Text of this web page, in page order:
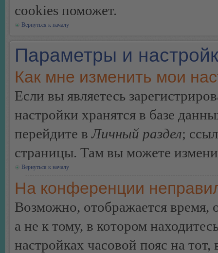
cookies поможет.
Вернуться к началу
Параметры и
Как мне изменить мои
Если вы являетесь
настройки хранятся в базе
перейдите вЛичный раздел;
страницы. Там вы можете
Вернуться к началу
На конференции
Возможно, отображается время,
а не к тому, в котором
настройках часовой пояс на